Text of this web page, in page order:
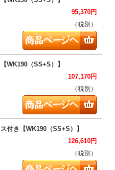
95,370円
（税別）
107,170円
（税別）
126,610円
（税別）